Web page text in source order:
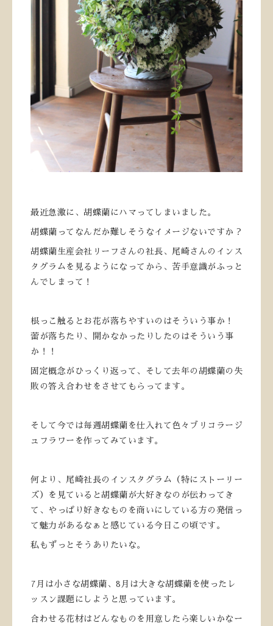
最近急激に、胡蝶蘭にハマってしまいました。
胡蝶蘭ってなんだか難しそうなイメージないですか？
胡蝶蘭生産会社リーフさんの社長、尾崎さんのインス
タグラムを見るようになってから、苦手意識がふっと
んでしまって！
根っこ触るとお花が落ちやすいのはそういう事か！
蕾が落ちたり、開かなかったりしたのはそういう事
か！！
固定概念がひっくり返って、そして去年の胡蝶蘭の失
敗の答え合わせをさせてもらってます。
そして今では毎週胡蝶蘭を仕入れて色々ブリコラージ
ュフラワーを作ってみています。
何より、尾崎社長のインスタグラム（特にストーリー
ズ）を見ていると胡蝶蘭が大好きなのが伝わってき
て、やっぱり好きなものを商いにしている方の発信っ
て魅力があるなぁと感じている今日この頃です。
私もずっとそうありたいな。
7月は小さな胡蝶蘭、8月は大きな胡蝶蘭を使ったレ
ッスン課題にしようと思っています。
合わせる花材はどんなものを用意したら楽しいかなー